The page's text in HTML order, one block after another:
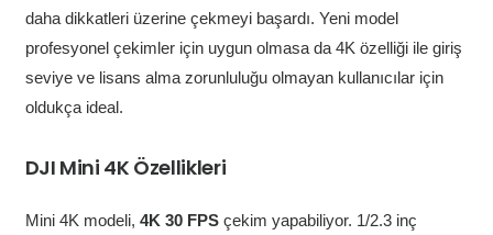
daha dikkatleri üzerine çekmeyi başardı. Yeni model
profesyonel çekimler için uygun olmasa da 4K özelliği ile giriş
seviye ve lisans alma zorunluluğu olmayan kullanıcılar için
oldukça ideal.
DJI Mini 4K Özellikleri
Mini 4K modeli, 4K 30 FPSçekim yapabiliyor. 1/2.3 inç